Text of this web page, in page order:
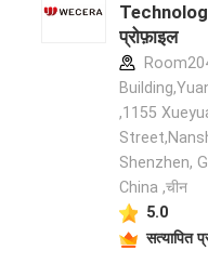
प्रोफ़ाइल
,1155
Shenzhen,
China ,चीन
5.0
सत्यापित